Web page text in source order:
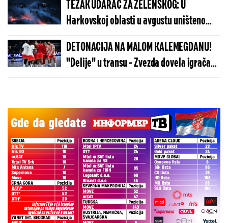
TEŽAK UDARAC ZA ZELENSKOG: U
Harkovskoj oblasti u avgustu uništeno
više od 100 „baba jaga“
DETONACIJA NA MALOM KALEMEGDANU!
"Delije" u transu - Zvezda dovela igrača
Real Madrida!